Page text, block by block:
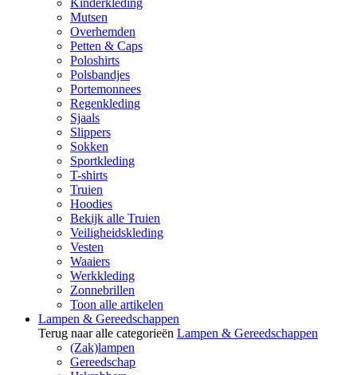
Kinderkleding
Mutsen
Overhemden
Petten & Caps
Poloshirts
Polsbandjes
Portemonnees
Regenkleding
Sjaals
Slippers
Sokken
Sportkleding
T-shirts
Truien
Hoodies
Bekijk alle Truien
Veiligheidskleding
Vesten
Waaiers
Werkkleding
Zonnebrillen
Toon alle artikelen
Lampen & Gereedschappen
Terug naar alle categorieën Lampen & Gereedschappen
(Zak)lampen
Gereedschap